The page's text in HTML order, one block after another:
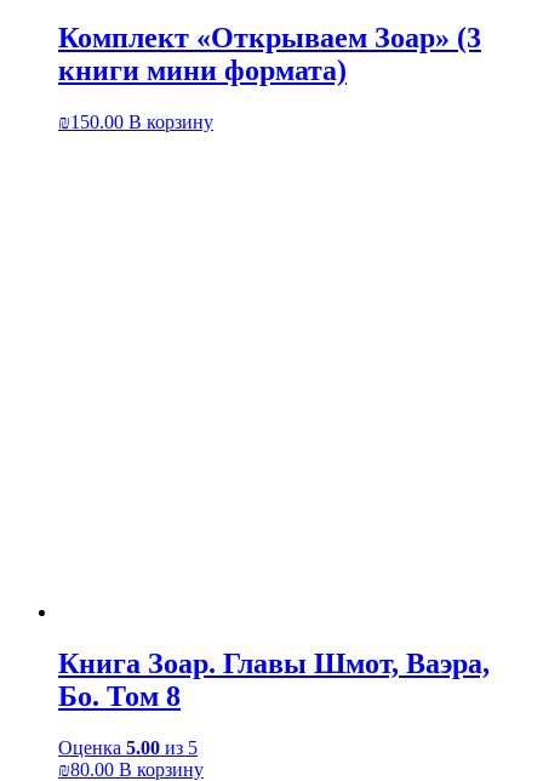
Комплект «Открываем Зоар» (3
книги мини формата)
₪150.00 В корзину
Книга Зоар. Главы Шмот, Ваэра,
Бо. Том 8
Оценка 5.00 из 5
₪80.00 В корзину